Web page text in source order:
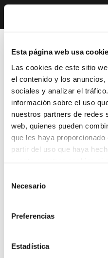
Esta página web usa
Las cookies de este sitio
el contenido y los
sociales y analizar el
información sobre el uso
nuestros partners de redes
web, quienes pueden
que les haya
partir del uso que haya
Necesario
Preferencias
Estadística